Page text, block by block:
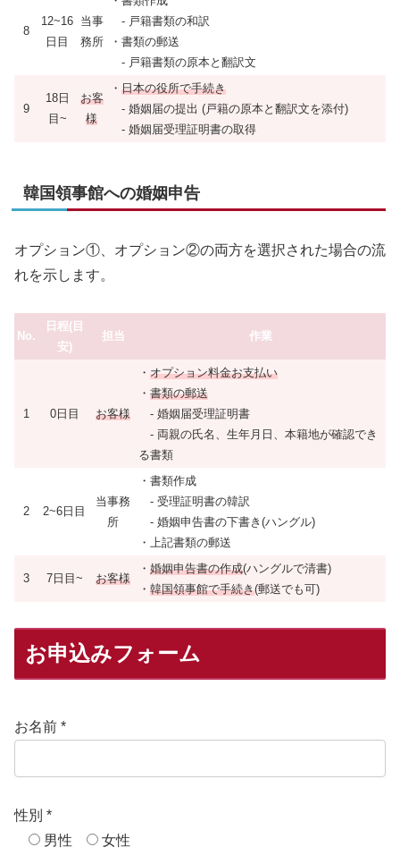
8
12~16
日目
当事
務所
- 戸籍書類の和訳
・書類の郵送
- 戸籍書類の原本と翻訳文
9
18日
目~
お客
様
・ 日本の役所で手続き
- 婚姻届の提出 (戸籍の原本と翻訳文を添付)
- 婚姻届受理証明書の取得
韓国領事館への婚姻申告
オプション①、オプション②の両方を選択された場合の流
れを示します。
No.
日程(目
安)
担当 作業
1 0日目 お客様
・ オプション料金お支払い
・ 書類の郵送
- 婚姻届受理証明書
- 両親の氏名、生年月日、本籍地が確認でき
る書類
2 2~6日目
当事務
所
・書類作成
- 受理証明書の韓訳
- 婚姻申告書の下書き(ハングル)
・上記書類の郵送
3 7日目~ お客様
・ 婚姻申告書の作成(ハングルで清書)
・ 韓国領事館で手続き(郵送でも可)
お申込みフォーム
お名前 *
性別 *
男性
女性